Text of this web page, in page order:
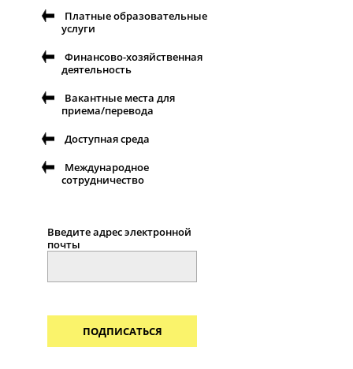
Платные образовательные
услуги
Финансово-хозяйственная
деятельность
Вакантные места для
приема/перевода
Доступная среда
Международное
сотрудничество
Введите адрес электронной
почты
ПОДПИСАТЬСЯ